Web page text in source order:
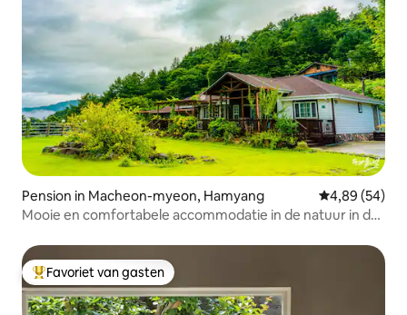
Pension in Macheon-myeon, Hamyang Gemiddelde
4,89 (54)
Mooie en comfortabele accommodatie in de natuur in de
(2 kamers - 2 kamers) Hemels bloemenpension
Topfavoriet van gasten
Favoriet van gasten